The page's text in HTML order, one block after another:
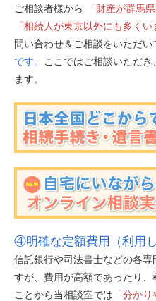
ご相談者様から
「財産が群馬
「相続人が東京以外にも多くい
問い合わせ＆ご相談をいただい
です。
ここではご相談いただ
ます。
④明確な定額費用（利用
信託銀行や司法書士などの各
すが、費用が高額であったり
ことから当相談室では 「分か